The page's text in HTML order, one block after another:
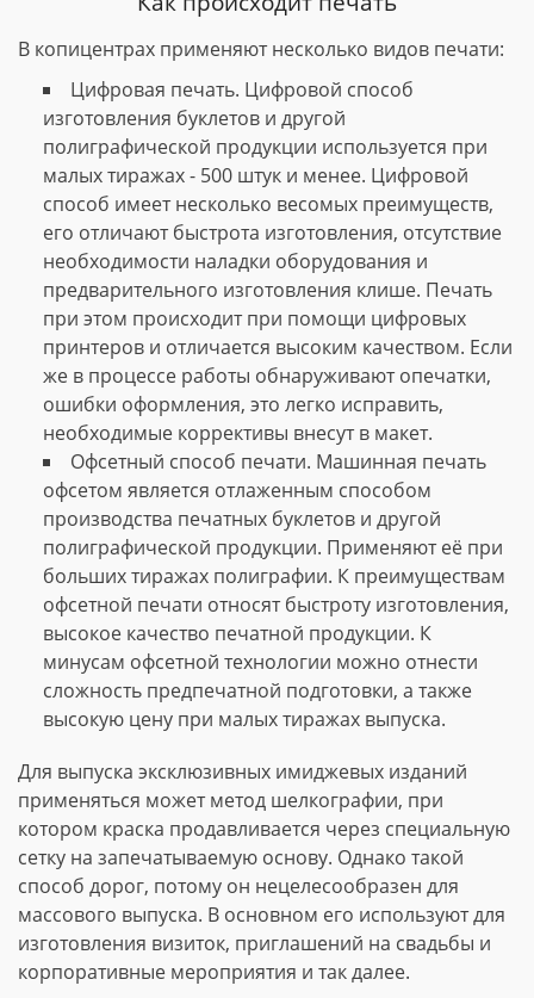
В копицентрах применяют несколько видов печати:
Цифровая печать. Цифровой способ
изготовления буклетов и другой
полиграфической продукции используется при
малых тиражах - 500 штук и менее. Цифровой
способ имеет несколько весомых преимуществ,
его отличают быстрота изготовления, отсутствие
необходимости наладки оборудования и
предварительного изготовления клише. Печать
при этом происходит при помощи цифровых
принтеров и отличается высоким качеством. Если
же в процессе работы обнаруживают опечатки,
ошибки оформления, это легко исправить,
необходимые коррективы внесут в макет.
Офсетный способ печати. Машинная печать
офсетом является отлаженным способом
производства печатных буклетов и другой
полиграфической продукции. Применяют её при
больших тиражах полиграфии. К преимуществам
офсетной печати относят быстроту изготовления,
высокое качество печатной продукции. К
минусам офсетной технологии можно отнести
сложность предпечатной подготовки, а также
высокую цену при малых тиражах выпуска.
Для выпуска эксклюзивных имиджевых изданий
применяться может метод шелкографии, при
котором краска продавливается через специальную
сетку на запечатываемую основу. Однако такой
способ дорог, потому он нецелесообразен для
массового выпуска. В основном его используют для
изготовления визиток, приглашений на свадьбы и
корпоративные мероприятия и так далее.